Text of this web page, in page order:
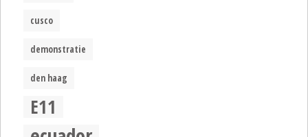
cusco
demonstratie
den haag
E11